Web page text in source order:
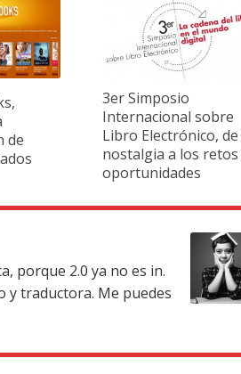
de
3er Simposio
Internacional sobre
Libro Electrónico, de
nostalgia a los retos
oportunidades
porque 2.0 ya no es in.
y traductora. Me puedes